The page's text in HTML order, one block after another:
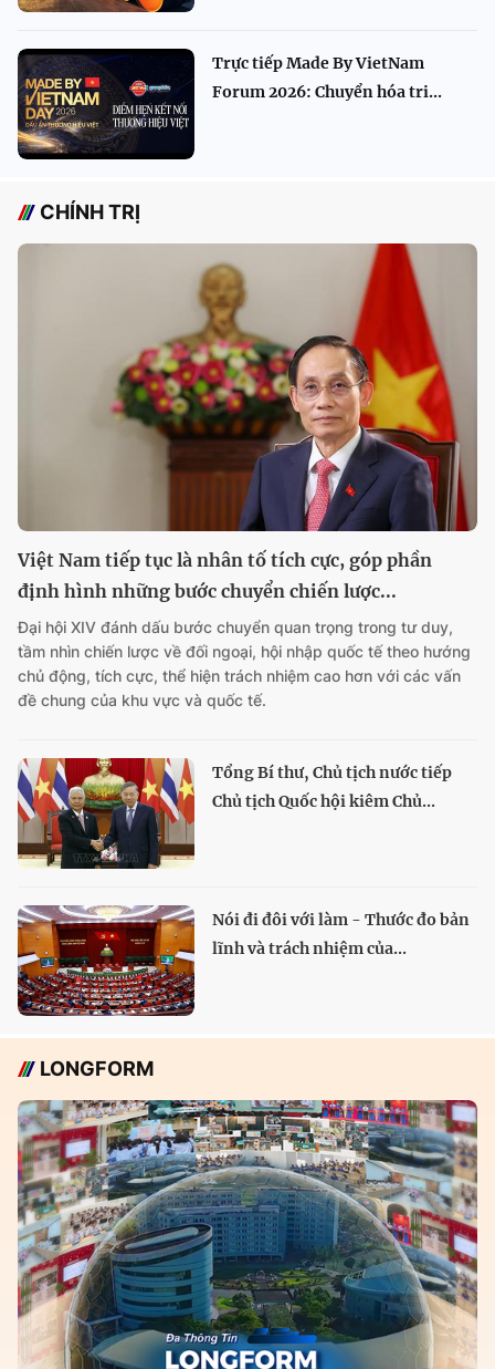
Trực tiếp Made By VietNam
Forum 2026: Chuyển hóa tri...
CHÍNH TRỊ
Việt Nam tiếp tục là nhân tố tích cực, góp phần
định hình những bước chuyển chiến lược...
Đại hội XIV đánh dấu bước chuyển quan trọng trong tư duy,
tầm nhìn chiến lược về đối ngoại, hội nhập quốc tế theo hướng
chủ động, tích cực, thể hiện trách nhiệm cao hơn với các vấn
đề chung của khu vực và quốc tế.
Tổng Bí thư, Chủ tịch nước tiếp
Chủ tịch Quốc hội kiêm Chủ...
Nói đi đôi với làm - Thước đo bản
lĩnh và trách nhiệm của...
LONGFORM